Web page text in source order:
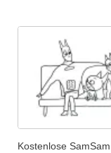
Kostenlose SamSam